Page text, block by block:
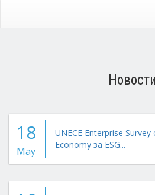
Новости
18
May
UNECE Enterprise
Economy за ESG...